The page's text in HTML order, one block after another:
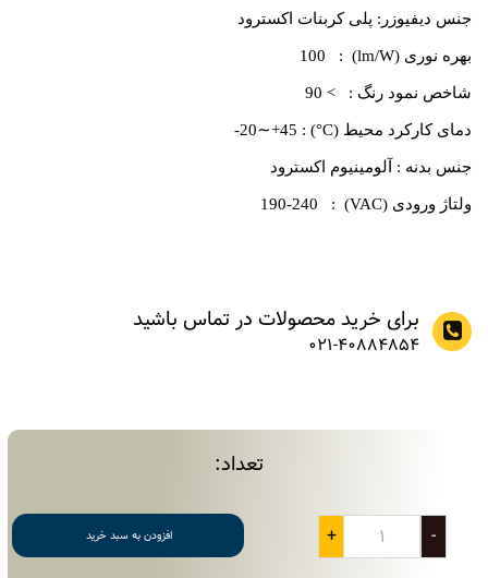
جنس دیفیوزر: پلی کربنات اکسترود
بهره نوری (lm/W) : 100
شاخص نمود رنگ : > 90
دمای کارکرد محیط (C°) : 20∼+45-
جنس بدنه : آلومینیوم اکسترود
ولتاژ ورودی (VAC) : 190-240
برای خرید محصولات در تماس باشید
021-40884854
تعداد:
-
+ افزودن به سبد خرید